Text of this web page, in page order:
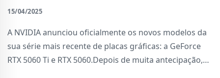
15/04/2025
A NVIDIA anunciou oficialmente os novos modelos da
sua série mais recente de placas gráficas: a GeForce
RTX 5060 Ti e RTX 5060.Depois de muita antecipação,